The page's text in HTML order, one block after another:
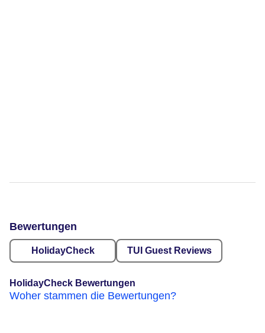
Bewertungen
HolidayCheck TUI Guest Reviews
HolidayCheck Bewertungen
Woher stammen die Bewertungen?